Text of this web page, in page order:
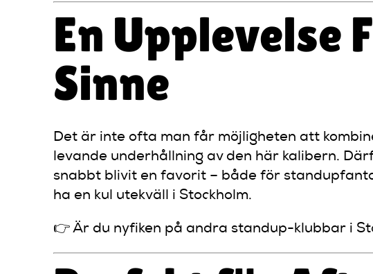
En Upplevelse
Sinne
Det är inte ofta man får möjligheten att
levande underhållning av den här kalibern.
snabbt blivit en favorit – både för
ha en kul utekväll i Stockholm.
👉 Är du nyfiken på andra standup-klubbar i